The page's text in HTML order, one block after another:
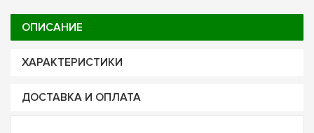
ОПИСАНИЕ
ХАРАКТЕРИСТИКИ
ДОСТАВКА И ОПЛАТА